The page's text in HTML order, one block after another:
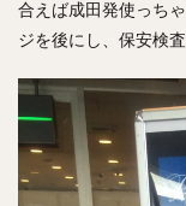
合えば成田発使っち
ジを後にし、保安検